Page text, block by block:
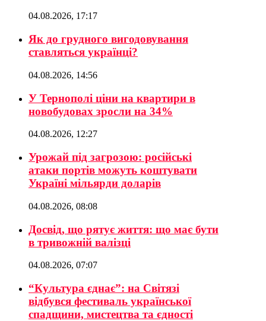
04.08.2026, 17:17
Як до грудного вигодовування
ставляться українці?
04.08.2026, 14:56
У Тернополі ціни на квартири в
новобудовах зросли на 34%
04.08.2026, 12:27
Урожай під загрозою: російські
атаки портів можуть коштувати
Україні мільярди доларів
04.08.2026, 08:08
Досвід, що рятує життя: що має бути
в тривожній валізці
04.08.2026, 07:07
“Культура єднає”: на Світязі
відбувся фестиваль української
спадщини, мистецтва та єдності